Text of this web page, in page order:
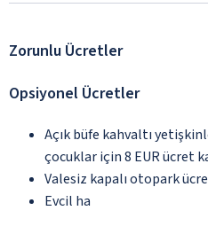
Zorunlu Ücretler
Opsiyonel Ücretler
Açık büfe kahvaltı
çocuklar için 8 EUR ücret
Valesiz kapalı otopark
Evcil ha